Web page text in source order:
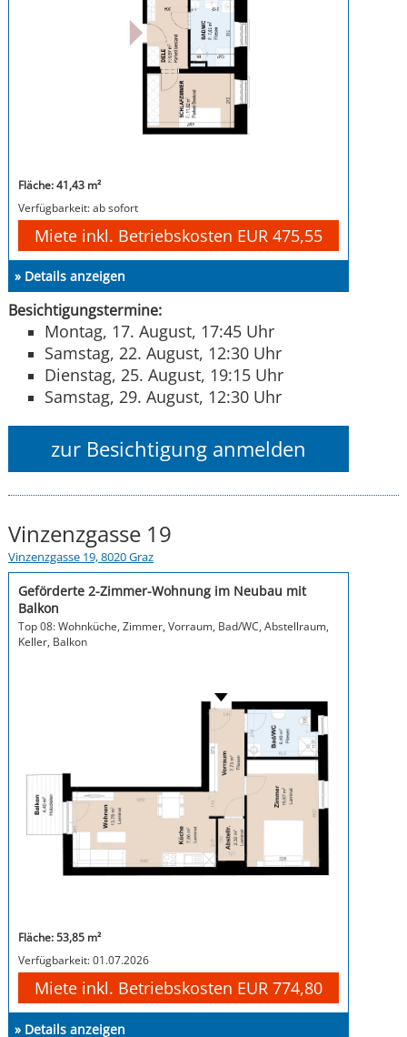
Fläche: 41,43 m²
Verfügbarkeit: ab sofort
Miete inkl. Betriebskosten EUR 475,55
» Details anzeigen
Besichtigungstermine:
Montag, 17. August, 17:45 Uhr
Samstag, 22. August, 12:30 Uhr
Dienstag, 25. August, 19:15 Uhr
Samstag, 29. August, 12:30 Uhr
zur Besichtigung anmelden
Vinzenzgasse 19
Vinzenzgasse 19, 8020 Graz
Geförderte 2-Zimmer-Wohnung im Neubau mit
Balkon
Top 08: Wohnküche, Zimmer, Vorraum, Bad/WC, Abstellraum,
Keller, Balkon
Fläche: 53,85 m²
Verfügbarkeit: 01.07.2026
Miete inkl. Betriebskosten EUR 774,80
» Details anzeigen